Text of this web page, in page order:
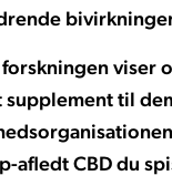
viser
til
afledt CBD du